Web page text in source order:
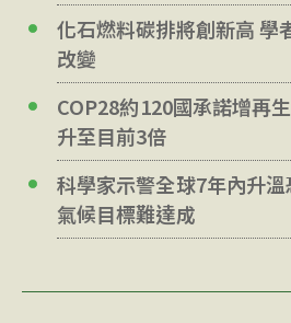
化石燃料碳排將創新高 學
改變
COP28約120國承諾增再
升至目前3倍
科學家示警全球7年內升
氣候目標難達成